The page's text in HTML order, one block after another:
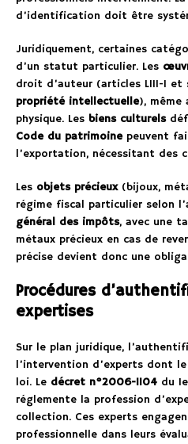
d’identification doit être
Juridiquement, certaines
d’un statut particulier. Les
droit d’auteur (articles L111-1
propriété intellectuelle), même
physique. Les biens culturels
Code du patrimoinepeuvent
l’exportation, nécessitant des
Les objets précieux(bijoux,
régime fiscal particulier selon
général des impôts, avec une
métaux précieux en cas de
précise devient donc une
Procédures
expertises
Sur le plan juridique,
l’intervention d’experts dont
loi. Le décret n°2006-1104 du
réglemente la profession
collection. Ces experts
professionnelle dans leurs